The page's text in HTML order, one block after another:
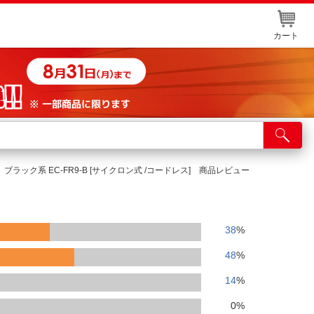
カート
舗サービス
ト取り置き
ブラック系 EC-FR9-B [サイクロン式 /コードレス] 商品レビュー
38%
48%
14%
0%